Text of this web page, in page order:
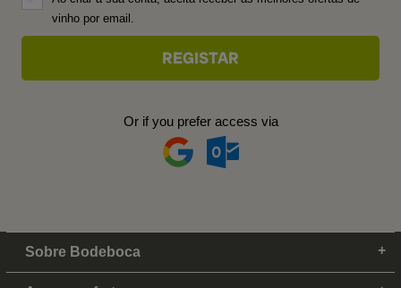
vinho por email.
Or if you prefer access via
Sobre Bodeboca